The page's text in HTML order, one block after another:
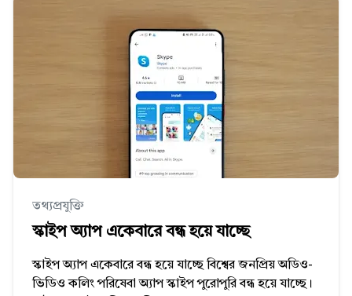
তথ্যপ্রযুক্তি
স্কাইপ অ্যাপ একেবারে বন্ধ হয়ে যাচ্ছে
স্কাইপ অ্যাপ একেবারে বন্ধ হয়ে যাচ্ছে বিশ্বের জনপ্রিয় অডিও-
ভিডিও কলিং পরিষেবা অ্যাপ স্কাইপ পুরোপুরি বন্ধ হয়ে যাচ্ছে।